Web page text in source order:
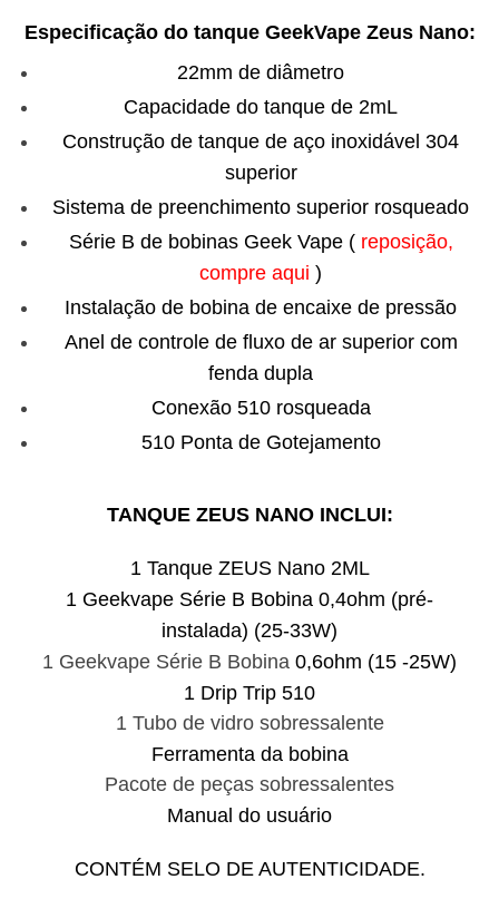
Especificação do tanque GeekVape Zeus Nano:
22mm de diâmetro
Capacidade do tanque de 2mL
Construção de tanque de aço inoxidável 304
superior
Sistema de preenchimento superior rosqueado
Série B de bobinas Geek Vape( reposição,
compre aqui )
Instalação de bobina de encaixe de pressão
Anel de controle de fluxo de ar superior com
fenda dupla
Conexão 510 rosqueada
510 Ponta de Gotejamento
TANQUE ZEUS NANO INCLUI:
1 Tanque ZEUS Nano 2ML
1 Geekvape Série B Bobina 0,4ohm (pré-
instalada) (25-33W)
1 Geekvape Série B Bobina 0,6ohm (15 -25W)
1 Drip Trip 510
1 Tubo de vidro sobressalente
Ferramenta da bobina
Pacote de peças sobressalentes
Manual do usuário
CONTÉM SELO DE AUTENTICIDADE.